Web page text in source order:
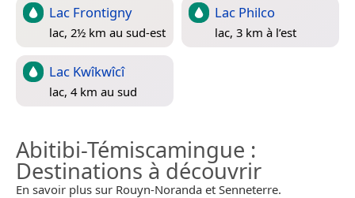
Lac Frontigny
lac, 2½ km au sud-est
Lac Philco
lac, 3 km à l’est
Lac Kwîkwîcî
lac, 4 km au sud
Abitibi-Témiscamingue :
Destinations à découvrir
En savoir plus sur Rouyn-Noranda et Senneterre.